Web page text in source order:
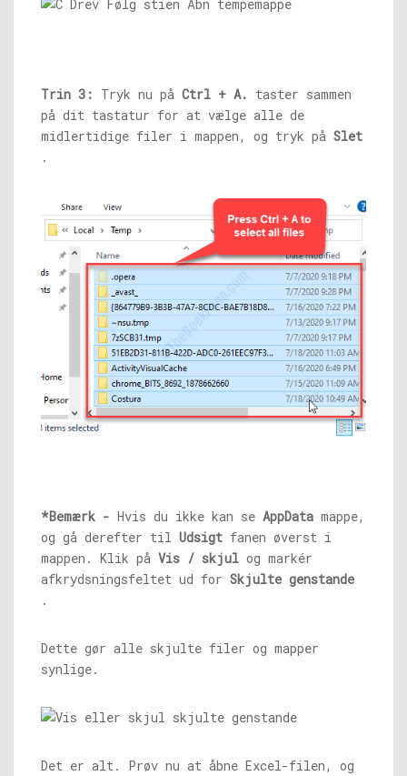
Trin 3: Tryk nu på Ctrl + A. taster sammen
på dit tastatur for at vælge alle de
midlertidige filer i mappen, og tryk på Slet
.
*Bemærk - Hvis du ikke kan se AppData mappe,
og gå derefter til Udsigt fanen øverst i
mappen. Klik på Vis / skjul og markér
afkrydsningsfeltet ud for Skjulte genstande
.
Dette gør alle skjulte filer og mapper
synlige.
Det er alt. Prøv nu at åbne Excel-filen, og